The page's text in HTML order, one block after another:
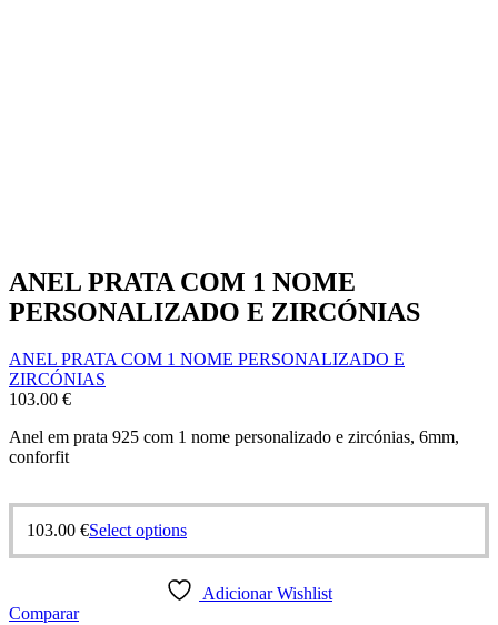
ANEL PRATA COM 1 NOME
PERSONALIZADO E ZIRCÓNIAS
ANEL PRATA COM 1 NOME PERSONALIZADO E
ZIRCÓNIAS
103.00 €
Anel em prata 925 com 1 nome personalizado e zircónias, 6mm,
conforfit
103.00 €Select optionsThis
multiple
Adicionar Wishlist
Comparar